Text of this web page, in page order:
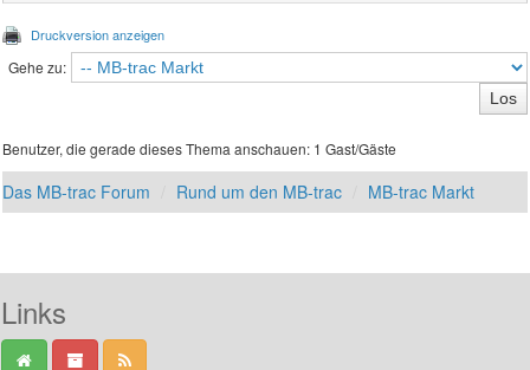
Druckversion anzeigen
Gehe zu:
Benutzer, die gerade dieses Thema anschauen: 1 Gast/Gäste
Das MB-trac Forum Rund um den MB-trac MB-trac Markt
Links